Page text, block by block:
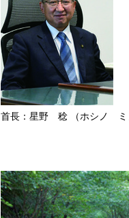
首長：星野 稔 （ホシノ ミ